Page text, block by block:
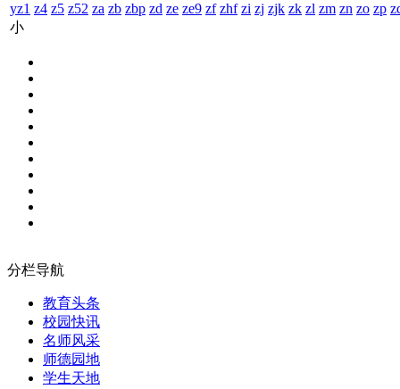
yz1 z4 z5 z52 za zb zbp zd ze ze9 zf zhf zi zj zjk zk zl zm zn zo zp
小
分栏导航
教育头条
校园快讯
名师风采
师德园地
学生天地